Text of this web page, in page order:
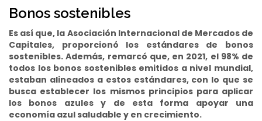
Bonos sostenibles
Es así que, la Asociación Internacional de Mercados de
Capitales, proporcionó los estándares de bonos
sostenibles. Además, remarcó que, en 2021, el 98% de
todos los bonos sostenibles emitidos a nivel mundial,
estaban alineados a estos estándares, con lo que se
busca establecer los mismos principios para aplicar
los bonos azules y de esta forma apoyar una
economía azul saludable y en crecimiento.